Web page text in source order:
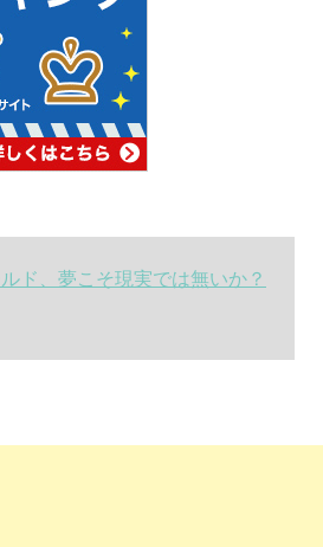
ド、夢こそ現実では無いか？